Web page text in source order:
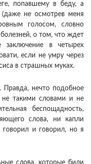
попавшему в беду, а
(даже не осмотрев меня
голосом, словно
о том, что ждет
в четырех
если не умру через
в страшных муках.
нечто подобное
такими словами и не
беспощадность,
слова, ни капли
и говорил, но я
слова, которые били